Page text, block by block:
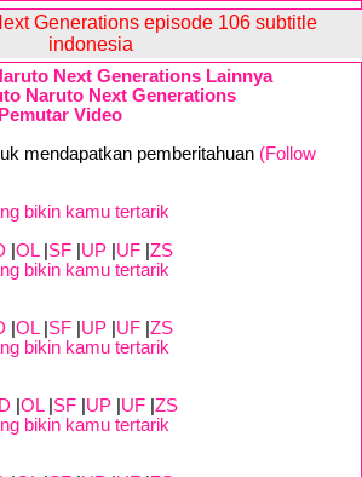
Generations episode 106 subtitle
indonesia
Next Generations Lainnya
Naruto Next Generations
Video
mendapatkan pemberitahuan (Follow
bikin kamu tertarik
OL| SF UP UF ZS
bikin kamu tertarik
OL| SF UP UF ZS
bikin kamu tertarik
OL| SF UP UF ZS
bikin kamu tertarik